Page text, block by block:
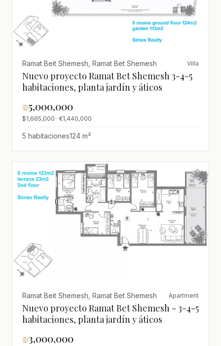
Ramat Beit Shemesh, Ramat Bet Shemesh Villa
Nuevo proyecto Ramat Bet Shemesh 3-4-5
habitaciones, planta jardín y áticos
₪5,000,000
$1,665,000 · €1,440,000
5 habitaciones124 m²
Ramat Beit Shemesh, Ramat Bet Shemesh Apartment
Nuevo proyecto Ramat Bet Shemesh - 3-4-5
habitaciones, planta jardín y áticos
₪3,000,000